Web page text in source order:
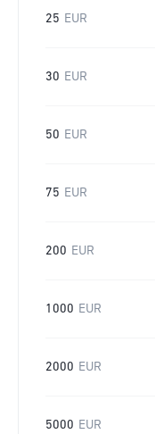
25 EUR
30 EUR
50 EUR
75 EUR
200 EUR
1000 EUR
2000 EUR
5000 EUR